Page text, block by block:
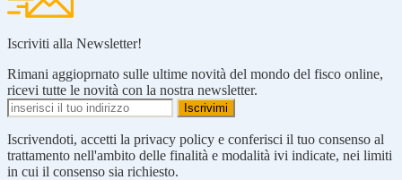
Iscriviti alla Newsletter!
Rimani aggioprnato sulle ultime novità del mondo del fisco online,
ricevi tutte le novità con la nostra newsletter.
Iscrivendoti, accetti la privacy policy e conferisci il tuo consenso al
trattamento nell'ambito delle finalità e modalità ivi indicate, nei limiti
in cui il consenso sia richiesto.